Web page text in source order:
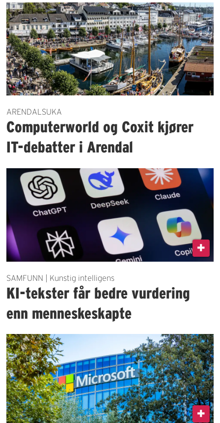
ARENDALSUKA
Computerworld og Coxit kjører
IT-debatter i Arendal
SAMFUNN | Kunstig intelligens
KI-tekster får bedre vurdering
enn menneskeskapte